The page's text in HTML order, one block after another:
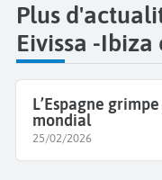
Plus
Eivissa -
L’Espagne
mondial
25/02/2026